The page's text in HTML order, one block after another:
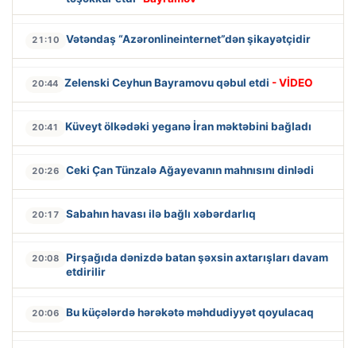
21:10 Vətəndaş “Azəronlineinternet”dən şikayətçidir
20:44 Zelenski Ceyhun Bayramovu qəbul etdi - VİDEO
20:41 Küveyt ölkədəki yeganə İran məktəbini bağladı
20:26 Ceki Çan Tünzalə Ağayevanın mahnısını dinlədi
20:17 Sabahın havası ilə bağlı xəbərdarlıq
20:08
Pirşağıda dənizdə batan şəxsin axtarışları davam
etdirilir
20:06 Bu küçələrdə hərəkətə məhdudiyyət qoyulacaq